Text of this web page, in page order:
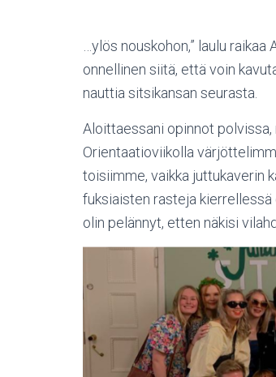
…ylös nouskohon,” laulu
onnellinen siitä, että voin
nauttia sitsikansan seurasta.
Aloittaessani opinnot polvissa,
Orientaatioviikolla
toisiimme, vaikka juttukaverin
fuksiaisten rasteja
olin pelännyt, etten näkisi